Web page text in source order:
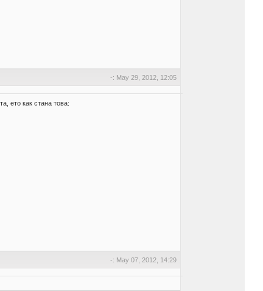
-: May 29, 2012, 12:05
ето как стана това:
-: May 07, 2012, 14:29